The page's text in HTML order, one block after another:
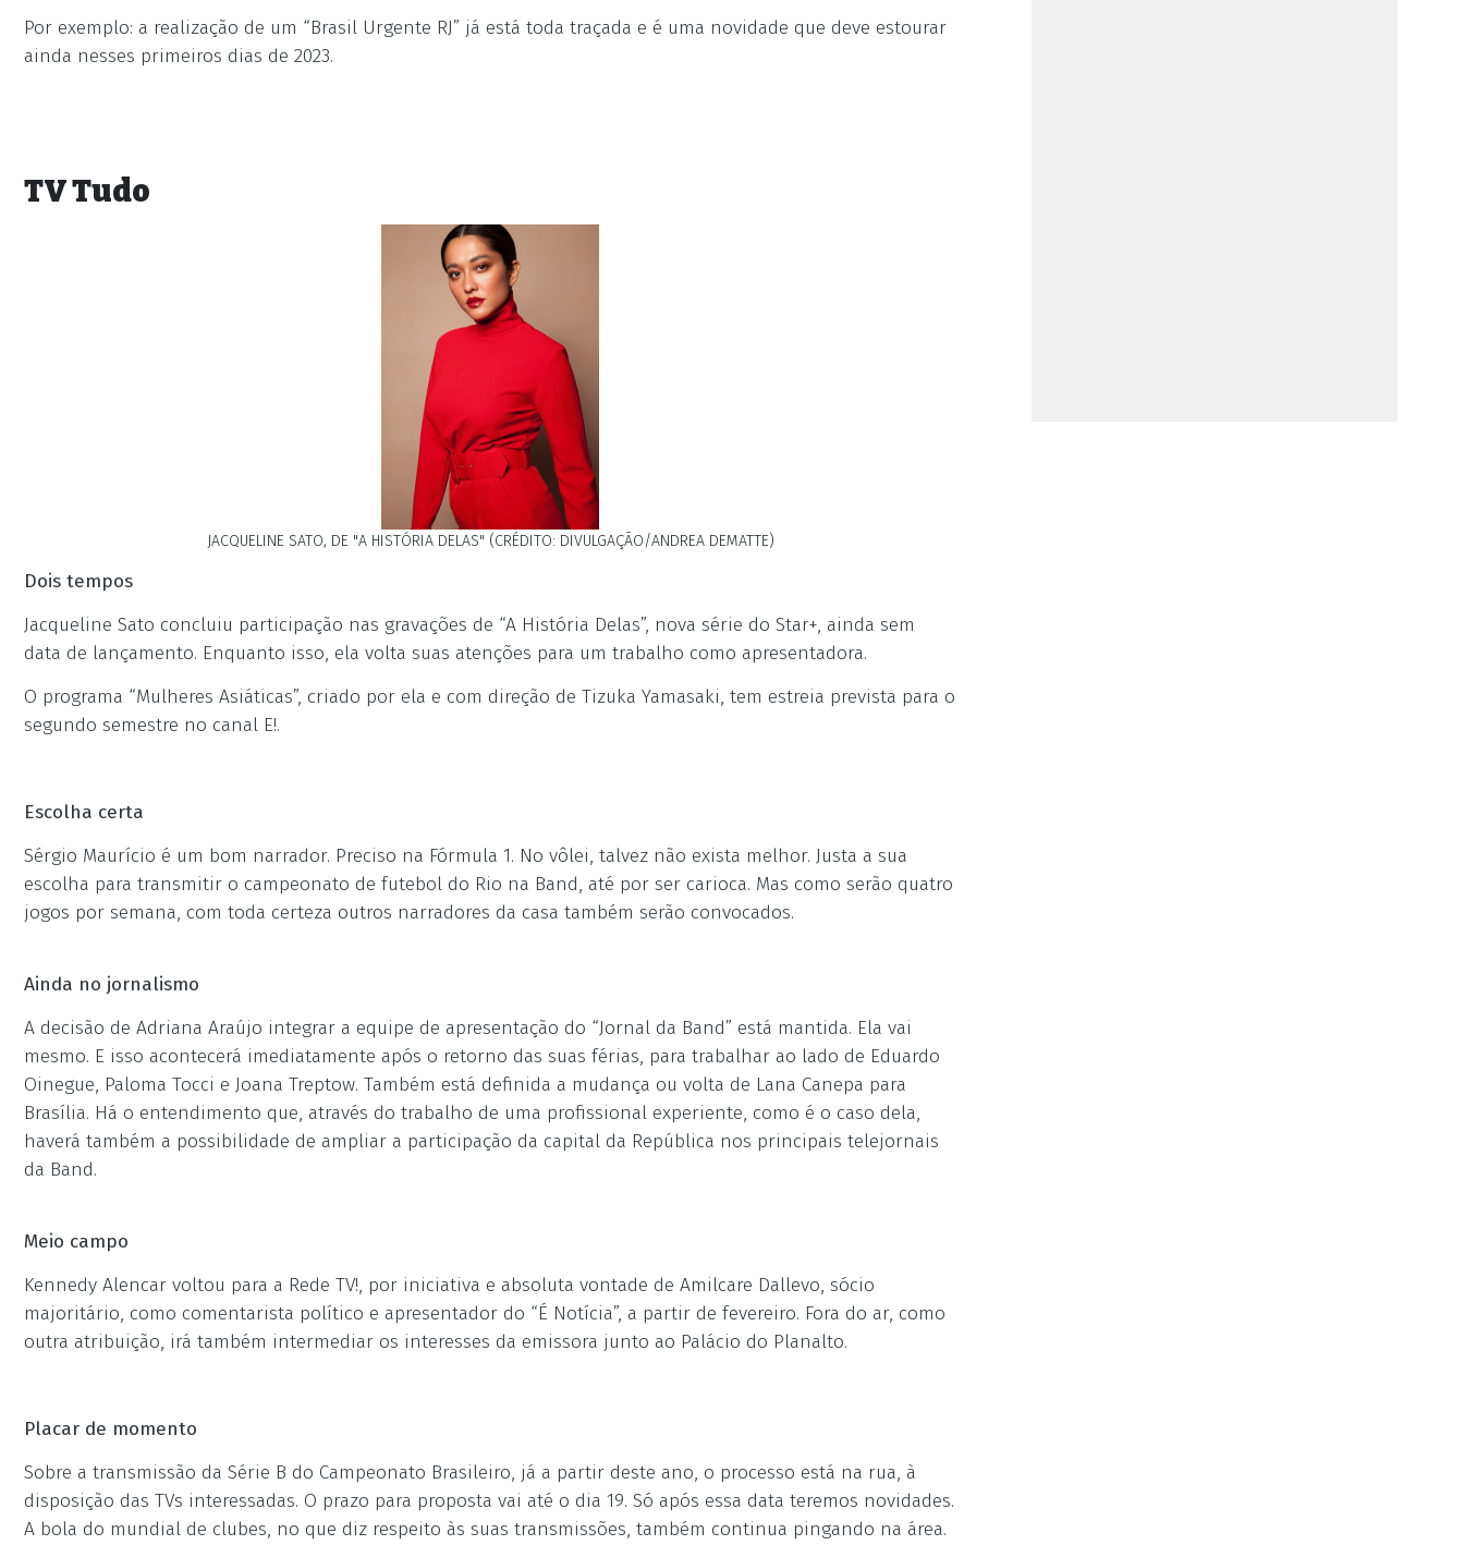
Por exemplo: a realização de um “Brasil Urgente RJ” já está toda traçada e é uma novidade que deve estourar
ainda nesses primeiros dias de 2023.
TV Tudo
JACQUELINE SATO, DE "A HISTÓRIA DELAS" (CRÉDITO: DIVULGAÇÃO/ANDREA DEMATTE)
Dois tempos
Jacqueline Sato concluiu participação nas gravações de “A História Delas”, nova série do Star+, ainda sem
data de lançamento. Enquanto isso, ela volta suas atenções para um trabalho como apresentadora.
O programa “Mulheres Asiáticas”, criado por ela e com direção de Tizuka Yamasaki, tem estreia prevista para o
segundo semestre no canal E!.
Escolha certa
Sérgio Maurício é um bom narrador. Preciso na Fórmula 1. No vôlei, talvez não exista melhor. Justa a sua
escolha para transmitir o campeonato de futebol do Rio na Band, até por ser carioca. Mas como serão quatro
jogos por semana, com toda certeza outros narradores da casa também serão convocados.
Ainda no jornalismo
A decisão de Adriana Araújo integrar a equipe de apresentação do “Jornal da Band” está mantida. Ela vai
mesmo. E isso acontecerá imediatamente após o retorno das suas férias, para trabalhar ao lado de Eduardo
Oinegue, Paloma Tocci e Joana Treptow. Também está definida a mudança ou volta de Lana Canepa para
Brasília. Há o entendimento que, através do trabalho de uma profissional experiente, como é o caso dela,
haverá também a possibilidade de ampliar a participação da capital da República nos principais telejornais
da Band.
Meio campo
Kennedy Alencar voltou para a Rede TV!, por iniciativa e absoluta vontade de Amilcare Dallevo, sócio
majoritário, como comentarista político e apresentador do “É Notícia”, a partir de fevereiro. Fora do ar, como
outra atribuição, irá também intermediar os interesses da emissora junto ao Palácio do Planalto.
Placar de momento
Sobre a transmissão da Série B do Campeonato Brasileiro, já a partir deste ano, o processo está na rua, à
disposição das TVs interessadas. O prazo para proposta vai até o dia 19. Só após essa data teremos novidades.
A bola do mundial de clubes, no que diz respeito às suas transmissões, também continua pingando na área.